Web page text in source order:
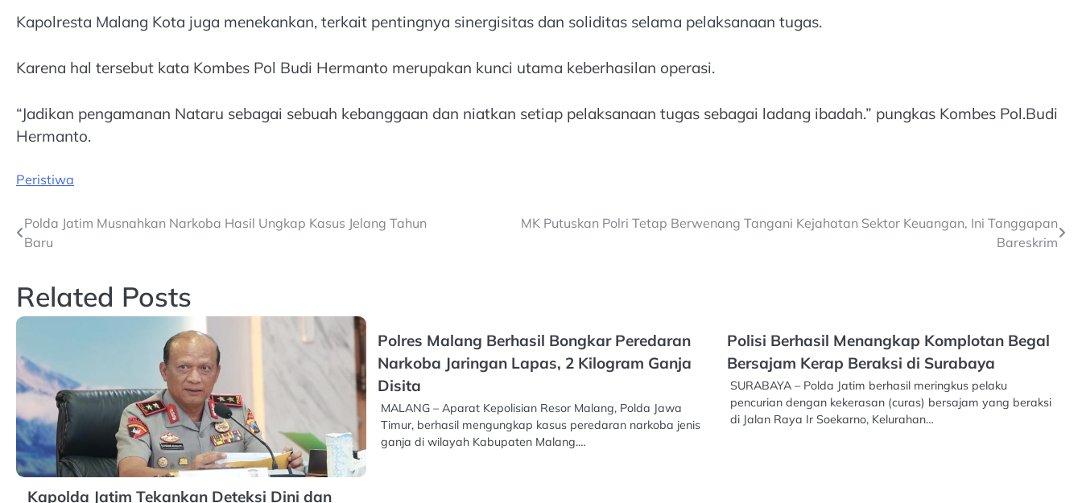
Kapolresta Malang Kota juga menekankan, terkait pentingnya sinergisitas dan soliditas selama pelaksanaan tugas.
Karena hal tersebut kata Kombes Pol Budi Hermanto merupakan kunci utama keberhasilan operasi.
“Jadikan pengamanan Nataru sebagai sebuah kebanggaan dan niatkan setiap pelaksanaan tugas sebagai ladang ibadah.” pungkas Kombes Pol.Budi
Hermanto.
Peristiwa
Post
Polda Jatim Musnahkan Narkoba Hasil Ungkap Kasus Jelang Tahun
Baru
MK Putuskan Polri Tetap Berwenang Tangani Kejahatan Sektor Keuangan, Ini Tanggapan
Bareskrim
Related Posts
Kapolda Jatim Tekankan Deteksi Dini dan
Polres Malang Berhasil Bongkar Peredaran
Narkoba Jaringan Lapas, 2 Kilogram Ganja
Disita
MALANG – Aparat Kepolisian Resor Malang, Polda Jawa
Timur, berhasil mengungkap kasus peredaran narkoba jenis
ganja di wilayah Kabupaten Malang.…
Polisi Berhasil Menangkap Komplotan Begal
Bersajam Kerap Beraksi di Surabaya
SURABAYA – Polda Jatim berhasil meringkus pelaku
pencurian dengan kekerasan (curas) bersajam yang beraksi
di Jalan Raya Ir Soekarno, Kelurahan…